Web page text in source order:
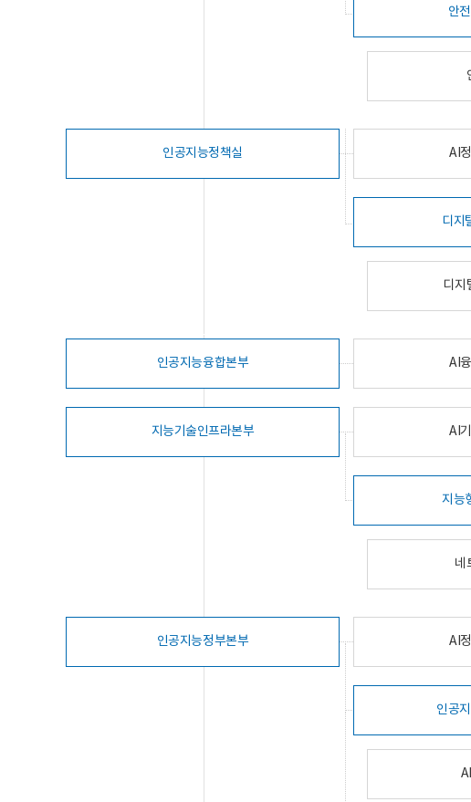
안
인공지능정책실 AI
디지
디지
인공지능융합본부 AI
지능기술인프라본부 AI
지능
네
인공지능정부본부 AI
인공